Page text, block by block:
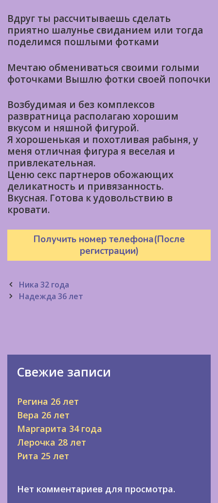
Вдруг ты рассчитываешь сделать
приятно шалунье свиданием или тогда
поделимся пошлыми фотками
Мечтаю обмениваться своими голыми
фоточками Вышлю фотки своей попочки
Возбудимая и без комплексов
развратница располагаю хорошим
вкусом и няшной фигурой.
Я хорошенькая и похотливая рабыня, у
меня отличная фигура я веселая и
привлекательная.
Ценю секс партнеров обожающих
деликатность и привязанность.
Вкусная. Готова к удовольствию в
кровати.
Получить номер телефона(После
регистрации)
Post
navigation
Ника 32 года
Надежда 36 лет
Свежие записи
Регина 26 лет
Вера 26 лет
Маргарита 34 года
Лерочка 28 лет
Рита 25 лет
Нет комментариев для просмотра.